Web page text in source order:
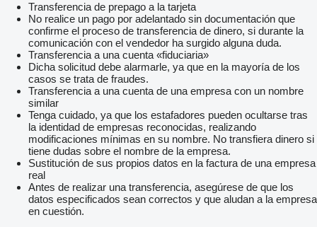
Transferencia de prepago a la tarjeta
No realice un pago por adelantado sin documentación que
confirme el proceso de transferencia de dinero, si durante la
comunicación con el vendedor ha surgido alguna duda.
Transferencia a una cuenta «fiduciaria»
Dicha solicitud debe alarmarle, ya que en la mayoría de los
casos se trata de fraudes.
Transferencia a una cuenta de una empresa con un nombre
similar
Tenga cuidado, ya que los estafadores pueden ocultarse tras
la identidad de empresas reconocidas, realizando
modificaciones mínimas en su nombre. No transfiera dinero si
tiene dudas sobre el nombre de la empresa.
Sustitución de sus propios datos en la factura de una empresa
real
Antes de realizar una transferencia, asegúrese de que los
datos especificados sean correctos y que aludan a la empresa
en cuestión.